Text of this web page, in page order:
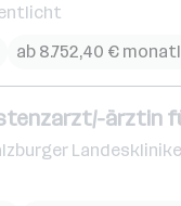
ab 8.752,40 €
ärztin